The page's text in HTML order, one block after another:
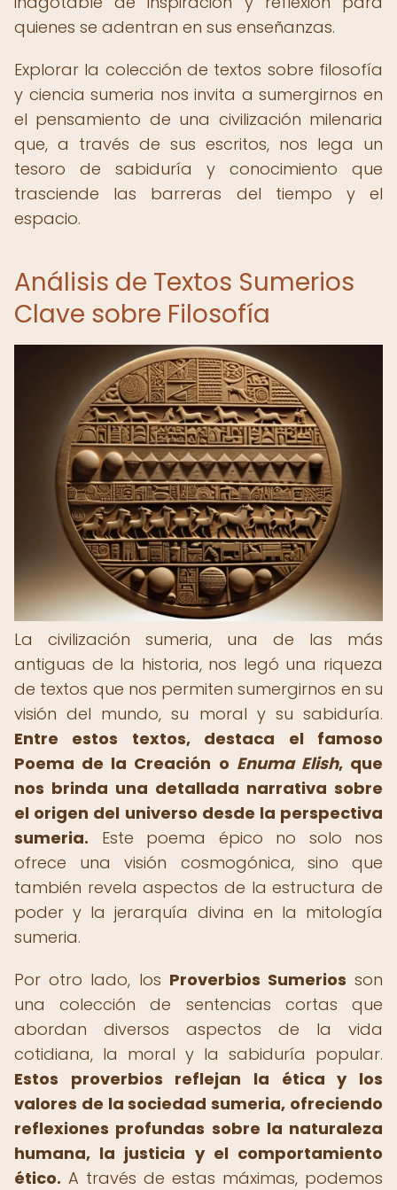
quienes se adentran en sus enseñanzas.
Explorar la colección de textos sobre filosofía
y ciencia sumeria nos invita a sumergirnos en
el pensamiento de una civilización milenaria
que, a través de sus escritos, nos lega un
tesoro de sabiduría y conocimiento que
trasciende las barreras del tiempo y el
espacio.
Análisis de Textos Sumerios
Clave sobre Filosofía
La civilización sumeria, una de las más
antiguas de la historia, nos legó una riqueza
de textos que nos permiten sumergirnos en su
visión del mundo, su moral y su sabiduría.
Entre estos textos, destaca el famoso
Poema de la Creación o Enuma Elish, que
nos brinda una detallada narrativa sobre
el origen del universo desde la perspectiva
sumeria. Este poema épico no solo nos
ofrece una visión cosmogónica, sino que
también revela aspectos de la estructura de
poder y la jerarquía divina en la mitología
sumeria.
Por otro lado, los Proverbios Sumerios son
una colección de sentencias cortas que
abordan diversos aspectos de la vida
cotidiana, la moral y la sabiduría popular.
Estos proverbios reflejan la ética y los
valores de la sociedad sumeria, ofreciendo
reflexiones profundas sobre la naturaleza
humana, la justicia y el comportamiento
ético. A través de estas máximas, podemos